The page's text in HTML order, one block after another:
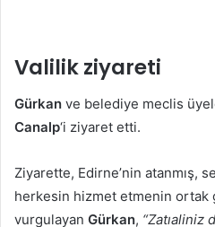
Valilik ziyareti
Gürkan ve belediye meclis
Canalp‘i ziyaret etti.
Ziyarette, Edirne’nin atanmış,
herkesin hizmet etmenin ortak
vurgulayan Gürkan, “Zatıaliniz